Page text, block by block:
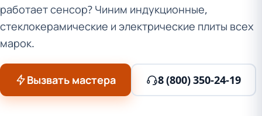
работает сенсор? Чиним индукционные,
стеклокерамические и электрические плиты всех
марок.
Вызвать мастера 8 (800) 350-24-19